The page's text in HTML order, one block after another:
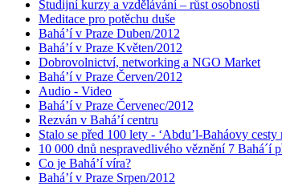
Studijní kurzy a vzdělávání – růst osobnosti
Meditace pro potěchu duše
Bahá’í v Praze Duben/2012
Bahá’í v Praze Květen/2012
Dobrovolnictví, networking a NGO Market
Bahá’í v Praze Červen/2012
Audio - Video
Bahá’í v Praze Červenec/2012
Rezván v Bahá’í centru
Stalo se před 100 lety - ‘Abdu’l-Baháovy cesty
10 000 dnů nespravedlivého věznění 7 Bahá´í
Co je Bahá’í víra?
Bahá’í v Praze Srpen/2012